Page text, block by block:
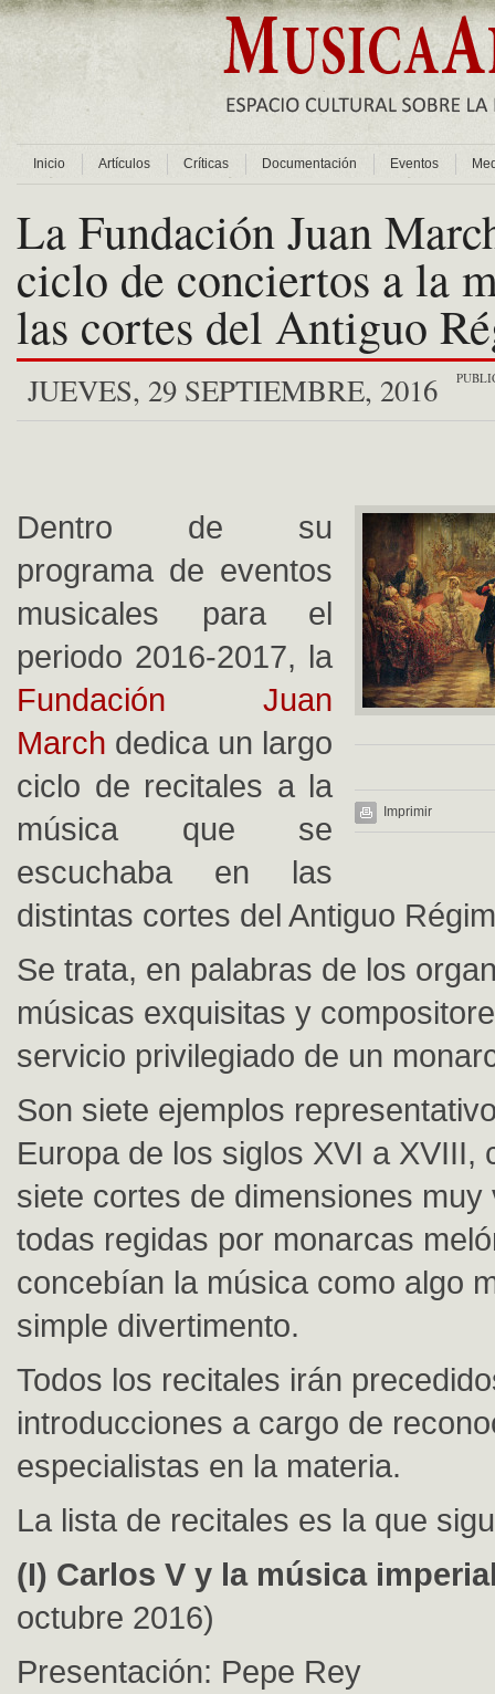
Inicio Artículos Críticas Documentación Eventos
La Fundación Juan
ciclo de conciertos a la
las cortes del Antiguo
JUEVES, 29 SEPTIEMBRE, 2016
Imprimir
Dentro de su
programa de eventos
musicales para el
periodo 2016-2017, la
Fundación Juan
March dedica un largo
ciclo de recitales a la
música que se
escuchaba en las
distintas cortes del Antiguo
Se trata, en palabras de los
músicas exquisitas y
servicio privilegiado de un
Son siete ejemplos
Europa de los siglos XVI a XVIII,
siete cortes de dimensiones muy
todas regidas por monarcas
concebían la música como algo
simple divertimento.
Todos los recitales irán
introducciones a cargo de
especialistas en la materia.
La lista de recitales es la que
(I) Carlos V y la música
octubre 2016)
Presentación: Pepe Rey